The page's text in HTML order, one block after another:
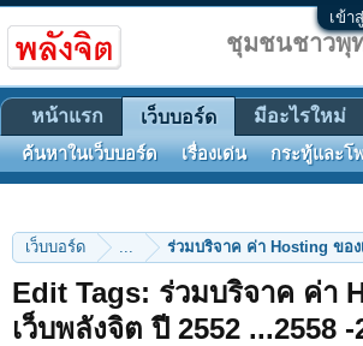
เข้า
เว็บบอร์ด ...
Edit Tags: ร่วมบริจาค ค่า
เว็บพลังจิต ปี 2552 ...2558 -
ชุมชนชาวพุ
หน้าแรก เว็บบอร์ด
ค้นหาในเว็บบอร์ด เรื่องเด่น กระทู้และโ
มีอะไรใหม่